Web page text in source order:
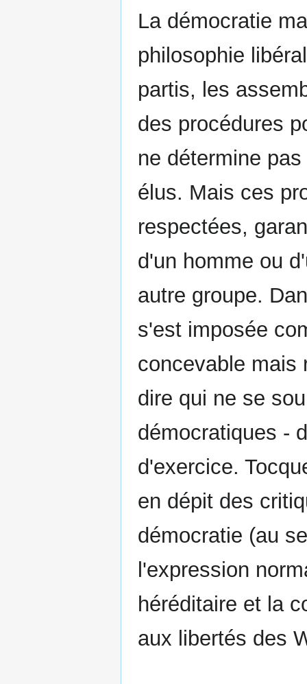
La démocratie
philosophie
partis, les
des procédures
ne détermine
élus. Mais ces
respectées,
d'un homme ou
autre groupe.
s'est imposée
concevable mais
dire qui ne se
démocratiques -
d'exercice.
en dépit des
démocratie (au
l'expression
héréditaire et la
aux libertés des